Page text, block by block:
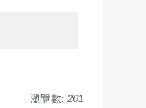
瀏覽數: 201